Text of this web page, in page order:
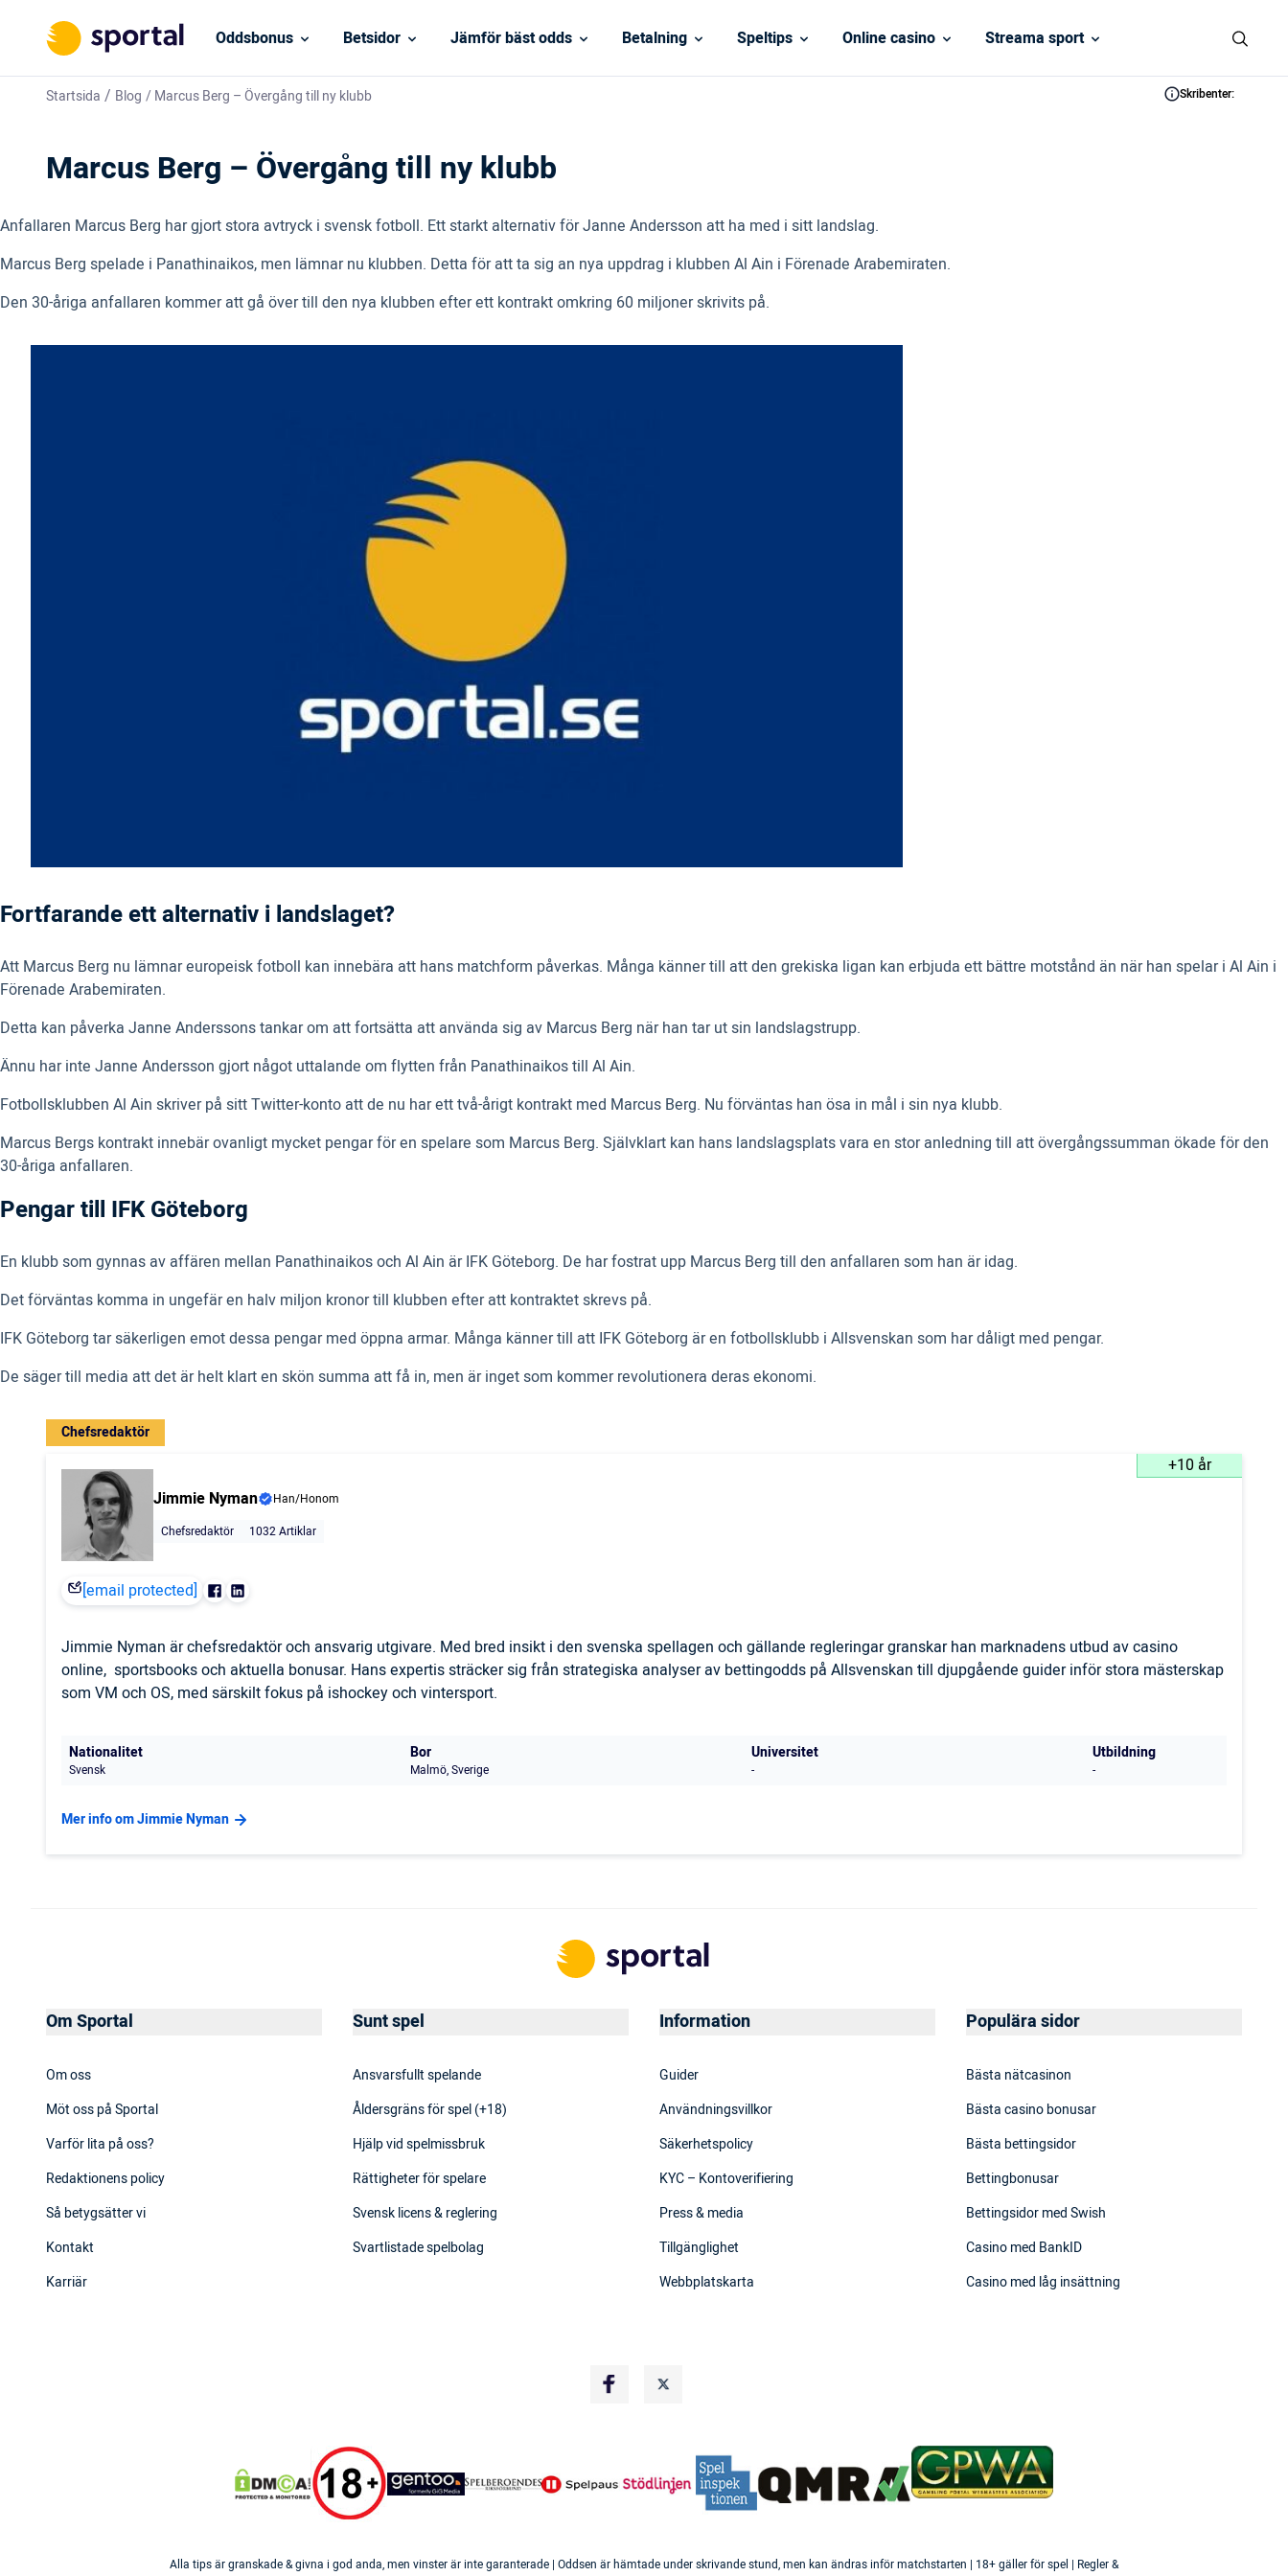
Oddsbonus Betsidor Jämför bäst odds Betalning Speltips Online casino Streama sport
Startsida / Blog /Marcus Berg – Övergång till ny klubb Skribenter:
Marcus Berg – Övergång till ny klubb
Anfallaren Marcus Berg har gjort stora avtryck i svensk fotboll. Ett starkt alternativ för Janne Andersson att ha med i sitt landslag.
Marcus Berg spelade i Panathinaikos, men lämnar nu klubben. Detta för att ta sig an nya uppdrag i klubben Al Ain i Förenade Arabemiraten.
Den 30-åriga anfallaren kommer att gå över till den nya klubben efter ett kontrakt omkring 60 miljoner skrivits på.
Fortfarande ett alternativ i landslaget?
Att Marcus Berg nu lämnar europeisk fotboll kan innebära att hans matchform påverkas. Många känner till att den grekiska ligan kan erbjuda ett bättre motstånd än när han spelar i Al Ain i
Förenade Arabemiraten.
Detta kan påverka Janne Anderssons tankar om att fortsätta att använda sig av Marcus Berg när han tar ut sin landslagstrupp.
Ännu har inte Janne Andersson gjort något uttalande om flytten från Panathinaikos till Al Ain.
Fotbollsklubben Al Ain skriver på sitt Twitter-konto att de nu har ett två-årigt kontrakt med Marcus Berg. Nu förväntas han ösa in mål i sin nya klubb.
Marcus Bergs kontrakt innebär ovanligt mycket pengar för en spelare som Marcus Berg. Självklart kan hans landslagsplats vara en stor anledning till att övergångssumman ökade för den
30-åriga anfallaren.
Pengar till IFK Göteborg
En klubb som gynnas av affären mellan Panathinaikos och Al Ain är IFK Göteborg. De har fostrat upp Marcus Berg till den anfallaren som han är idag.
Det förväntas komma in ungefär en halv miljon kronor till klubben efter att kontraktet skrevs på.
IFK Göteborg tar säkerligen emot dessa pengar med öppna armar. Många känner till att IFK Göteborg är en fotbollsklubb i Allsvenskan som har dåligt med pengar.
De säger till media att det är helt klart en skön summa att få in, men är inget som kommer revolutionera deras ekonomi.
Chefsredaktör
Jimmie Nyman
Han/Honom
Chefsredaktör
1032 Artiklar
[email protected]
Jimmie Nyman är chefsredaktör och ansvarig utgivare. Med bred insikt i den svenska spellagen och gällande regleringar granskar han marknadens utbud av casino
online, sportsbooks och aktuella bonusar. Hans expertis sträcker sig från strategiska analyser av bettingodds på Allsvenskan till djupgående guider inför stora mästerskap
som VM och OS, med särskilt fokus på ishockey och vintersport.
Nationalitet
Svensk
Bor
Malmö, Sverige
Universitet
-
Utbildning
-
Mer info om Jimmie Nyman
+10 år
Om Sportal
Om oss
Möt oss på Sportal
Varför lita på oss?
Redaktionens policy
Så betygsätter vi
Kontakt
Karriär
Sunt spel
Ansvarsfullt spelande
Åldersgräns för spel (+18)
Hjälp vid spelmissbruk
Rättigheter för spelare
Svensk licens & reglering
Svartlistade spelbolag
Information
Guider
Användningsvillkor
Säkerhetspolicy
KYC – Kontoverifiering
Press & media
Tillgänglighet
Webbplatskarta
Populära sidor
Bästa nätcasinon
Bästa casino bonusar
Bästa bettingsidor
Bettingbonusar
Bettingsidor med Swish
Casino med BankID
Casino med låg insättning
Alla tips är granskade & givna i god anda, men vinster är inte garanterade | Oddsen är hämtade under skrivande stund, men kan ändras inför matchstarten | 18+ gäller för spel | Regler &